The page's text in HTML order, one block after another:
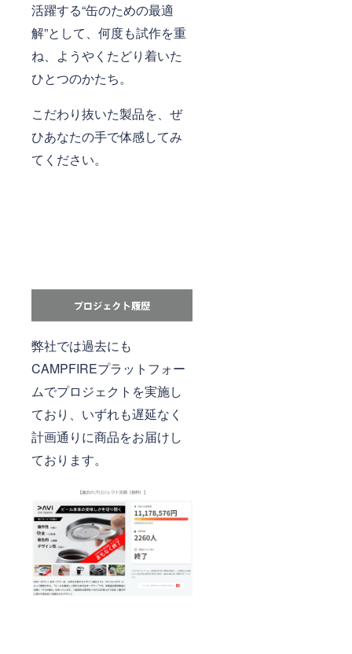
活躍する“缶のための最適
解”として、何度も試作を重
ね、ようやくたどり着いた
ひとつのかたち。
こだわり抜いた製品を、ぜ
ひあなたの手で体感してみ
てください。
弊社では過去にも
CAMPFIREプラットフォー
ムでプロジェクトを実施し
ており、いずれも遅延なく
計画通りに商品をお届けし
ております。